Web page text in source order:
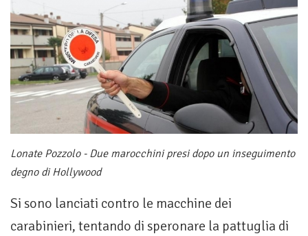
Lonate Pozzolo - Due marocchini presi dopo un inseguimento
degno di Hollywood
Si sono lanciati contro le macchine dei
carabinieri, tentando di speronare la pattuglia di